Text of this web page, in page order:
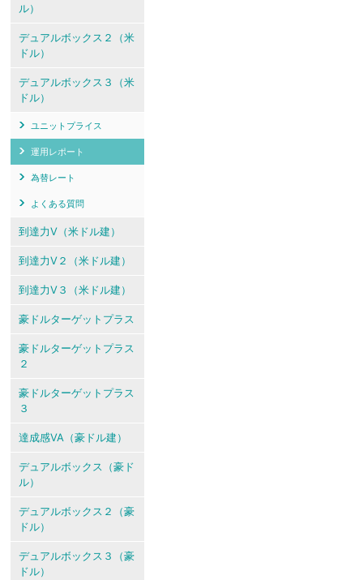
ル）
デュアルボックス２（米
ドル）
デュアルボックス３（米
ドル）
ユニットプライス
運用レポート
為替レート
よくある質問
到達力V（米ドル建）
到達力V２（米ドル建）
到達力V３（米ドル建）
豪ドルターゲットプラス
豪ドルターゲットプラス
２
豪ドルターゲットプラス
３
達成感VA（豪ドル建）
デュアルボックス（豪ド
ル）
デュアルボックス２（豪
ドル）
デュアルボックス３（豪
ドル）